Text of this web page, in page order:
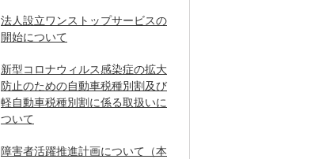
法人設立ワンストップサービスの
開始について
新型コロナウィルス感染症の拡大
防止のための自動車税種別割及び
軽自動車税種別割に係る取扱いに
ついて
障害者活躍推進計画について（本